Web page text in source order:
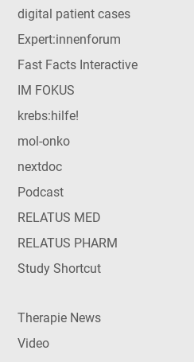
digital patient cases
Expert:innenforum
Fast Facts Interactive
IM FOKUS
krebs:hilfe!
mol-onko
nextdoc
Podcast
RELATUS MED
RELATUS PHARM
Study Shortcut
Therapie News
Video